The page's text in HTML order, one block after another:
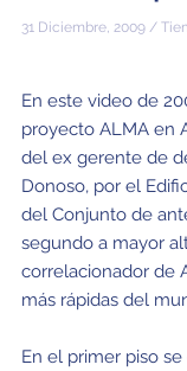
Capacidades
Formación de
Formación de
Detección de
Estrellas
Antenas
Receptores
Fibra óptica
Correlacionador
Cómo se
Beneficios para
Investigación en
Fondo para el
Recursos
Colaboración
Nuestra cultura
Directorio ALMA
Administración
Comités ALMA
Miembros de
Equipo Científico
Siglas del sitio
ALMA Kids
Tour virtual –
En vivo desde
Copyright
Destacados
Publicaciones
Eventos y
Artículos
Portal de Ciencia
Portal de
Centros
Descargas
Glosario
Tours virtuales
Tour virtual –
Tour virtual – 360
Serie Animada:
Cómics: Las
Visitas
B-rolls
Solicita una
ALMA en los
Visitas de Prensa
Tours virtuales
Tour virtual –
Ficha básica de
31 Diciembre, 2009 /
En este video de
proyecto ALMA en
del ex gerente de
Donoso, por el
del Conjunto de
segundo a mayor
correlacionador de
más rápidas del
En el primer piso